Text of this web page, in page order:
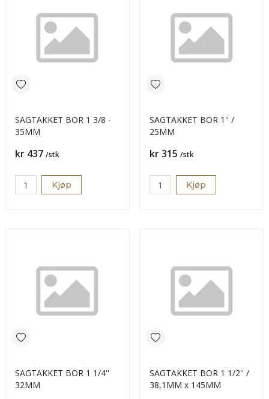
SAGTAKKET BOR 1 3/8 -
35MM
Pris
kr 437 /stk
Kjøp
SAGTAKKET BOR 1'' /
25MM
Pris
kr 315 /stk
Kjøp
SAGTAKKET BOR 1 1/4''
32MM
SAGTAKKET BOR 1 1/2'' /
38,1MM x 145MM